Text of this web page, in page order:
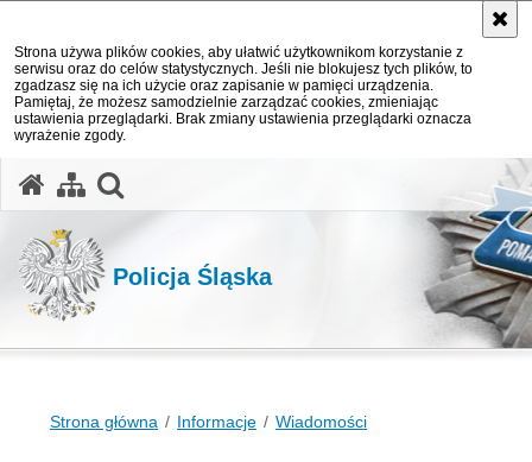
Strona używa plików cookies, aby ułatwić użytkownikom korzystanie z
serwisu oraz do celów statystycznych. Jeśli nie blokujesz tych plików, to
zgadzasz się na ich użycie oraz zapisanie w pamięci urządzenia.
Pamiętaj, że możesz samodzielnie zarządzać cookies, zmieniając
ustawienia przeglądarki. Brak zmiany ustawienia przeglądarki oznacza
wyrażenie zgody.
Policja Śląska
Strona główna Informacje Wiadomości